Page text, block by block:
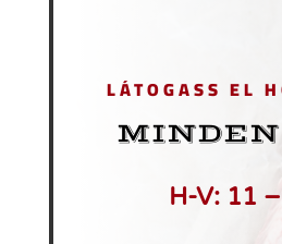
LÁTOGASS EL
H-V: 11